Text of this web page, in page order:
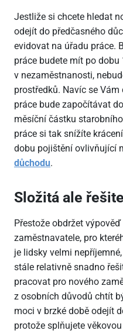
Jestliže si chcete hledat
odejít do předčasného
evidovat na úřadu práce.
práce budete mít po
v nezaměstnanosti,
prostředků. Navíc se
práce bude započítávat
měsíční částku
práce si tak snížíte
dobu pojištění ovlivňující
důchodu.
Složitá ale
Přestože obdržet
zaměstnavatele, pro
je lidsky velmi
stále relativně snadno
pracovat pro nového
z osobních důvodů chtít
moci v brzké době odejít
protože splňujete